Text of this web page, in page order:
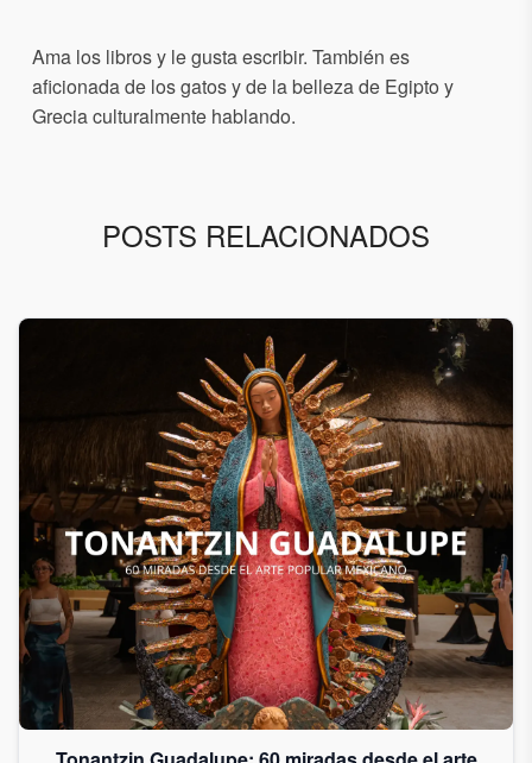
Ama los libros y le gusta escribir. También es
aficionada de los gatos y de la belleza de Egipto y
Grecia culturalmente hablando.
POSTS RELACIONADOS